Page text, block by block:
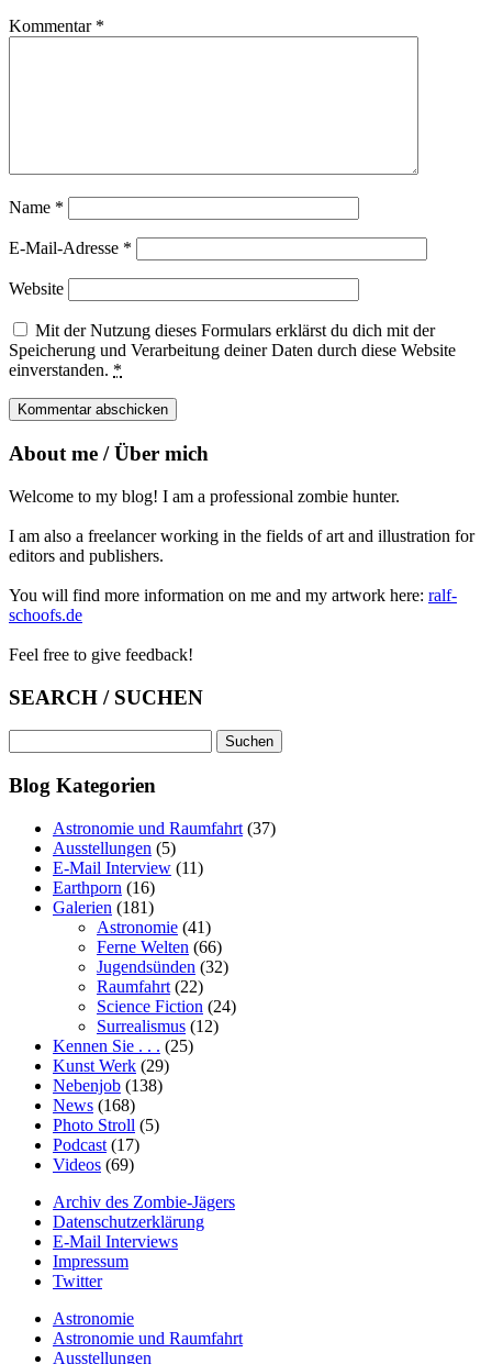
Kommentar *
Name *
E-Mail-Adresse *
Website
Mit der Nutzung dieses Formulars erklärst du dich mit der
Speicherung und Verarbeitung deiner Daten durch diese Website
einverstanden. *
About me / Über mich
Welcome to my blog! I am a professional zombie hunter.
I am also a freelancer working in the fields of art and illustration for
editors and publishers.
You will find more information on me and my artwork here: ralf-
schoofs.de
Feel free to give feedback!
SEARCH / SUCHEN
nach:
Blog Kategorien
Astronomie und Raumfahrt (37)
Ausstellungen (5)
E-Mail Interview (11)
Earthporn (16)
Galerien (181)
Astronomie (41)
Ferne Welten (66)
Jugendsünden (32)
Raumfahrt (22)
Science Fiction (24)
Surrealismus (12)
Kennen Sie . . . (25)
Kunst Werk (29)
Nebenjob (138)
News (168)
Photo Stroll (5)
Podcast (17)
Videos (69)
Archiv des Zombie-Jägers
Datenschutzerklärung
E-Mail Interviews
Impressum
Twitter
Astronomie
Astronomie und Raumfahrt
Ausstellungen